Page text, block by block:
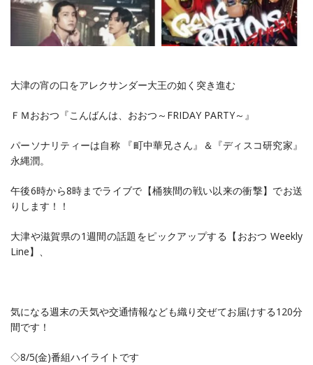
大津の宵の口をアレクサンダー大王の如く突き進む
ＦＭおおつ『こんばんは、おおつ～FRIDAY PARTY～』
パーソナリティーは自称 『町中華兄さん』＆『ディスコ研究家』
永縄潤。
午後6時から8時までライブで【桶狭間の戦い以来の衝撃】でお送
りします！！
大津や滋賀県の1週間の話題をピックアップする【おおつ Weekly
Line】、
気になる週末の天気や交通情報なども織り交ぜてお届けする120分
間です！
◇8/5(金)番組ハイライトです